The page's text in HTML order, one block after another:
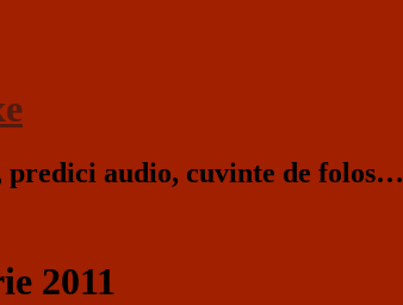
audio, cuvinte de folos…
2011